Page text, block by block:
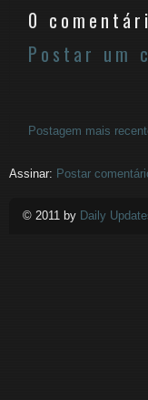
0
Postar um
Postagem mais
Assinar: Postar
© 2011 by Daily